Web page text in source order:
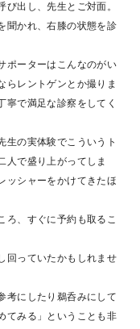
出し、先生とご対面。
聞かれ、右膝の状態を診
ポーターはこんなのがい
らレントゲンとか撮りま
寧で満足な診察をしてく
の実体験でこういうト
人で盛り上がってしま
ッシャーをかけてきたほ
ろ、すぐに予約も取るこ
回っていたかもしれませ
考にしたり鵜呑みにして
てみる」ということも非